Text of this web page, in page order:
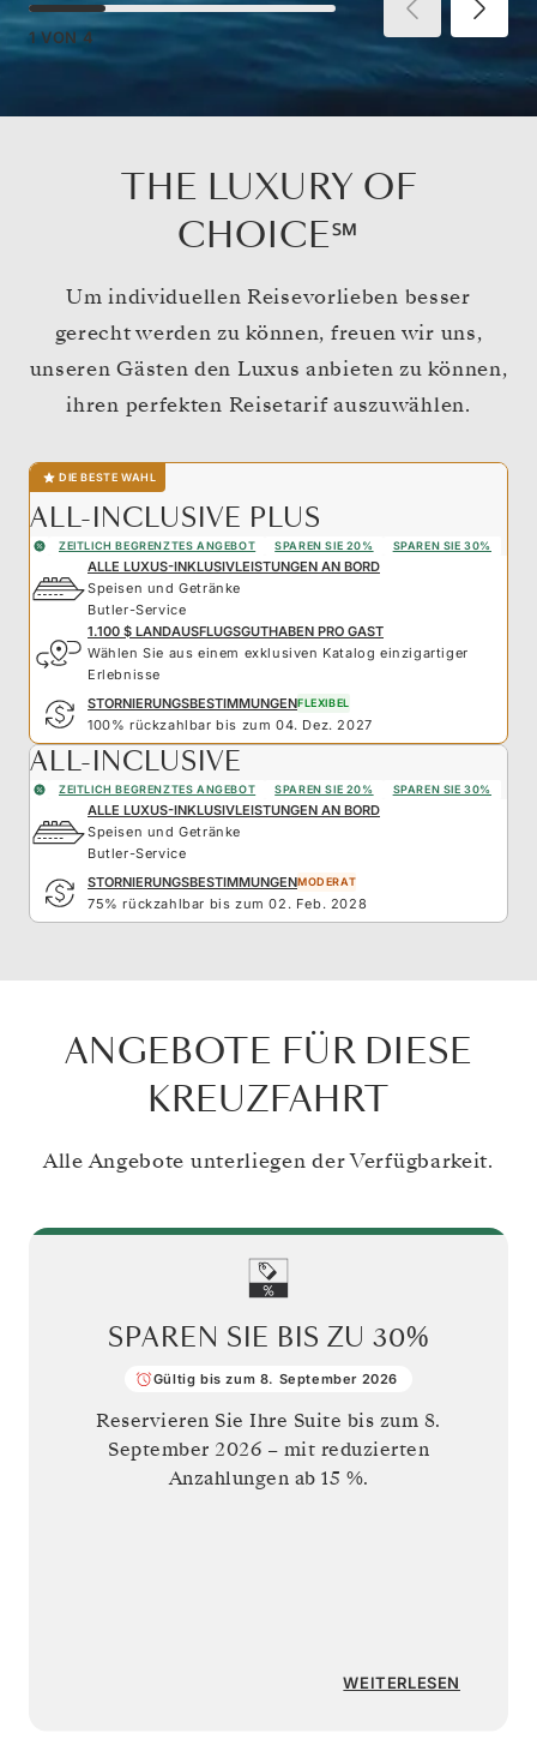
1 VON 4
THE LUXURY OF
CHOICE℠
Um individuellen Reisevorlieben besser
gerecht werden zu können, freuen wir uns,
unseren Gästen den Luxus anbieten zu können,
ihren perfekten Reisetarif auszuwählen.
DIE BESTE WAHL
ALL-INCLUSIVE PLUS
ZEITLICH BEGRENZTES ANGEBOT SPAREN SIE 20% SPAREN SIE 30%
ALLE LUXUS-INKLUSIVLEISTUNGEN AN BORD
Speisen und Getränke
Butler-Service
1.100 $ LANDAUSFLUGSGUTHABEN PRO GAST
Wählen Sie aus einem exklusiven Katalog einzigartiger
Erlebnisse
STORNIERUNGSBESTIMMUNGENFLEXIBEL
100% rückzahlbar bis zum 04. Dez. 2027
ALL-INCLUSIVE
ZEITLICH BEGRENZTES ANGEBOT SPAREN SIE 20% SPAREN SIE 30%
ALLE LUXUS-INKLUSIVLEISTUNGEN AN BORD
Speisen und Getränke
Butler-Service
STORNIERUNGSBESTIMMUNGENMODERAT
75% rückzahlbar bis zum 02. Feb. 2028
ANGEBOTE FÜR DIESE
KREUZFAHRT
Alle Angebote unterliegen der Verfügbarkeit.
SPAREN SIE BIS ZU 30%
Gültig bis zum 8. September 2026
Reservieren Sie Ihre Suite bis zum 8.
September 2026 – mit reduzierten
Anzahlungen ab 15 %.
WEITERLESEN